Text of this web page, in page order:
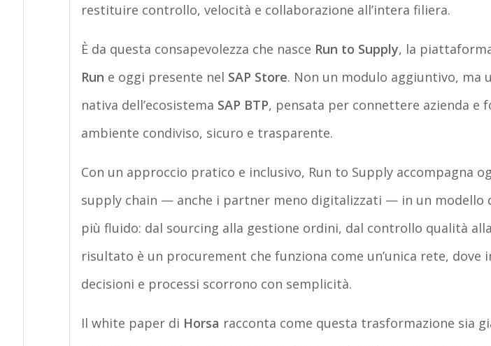
restituire controllo, velocità e collaborazione all’intera filiera.
È da questa consapevolezza che nasce Run to Supply, la
Run e oggi presente nel SAP Store. Non un modulo aggiuntivo, ma
nativa dell’ecosistema SAP BTP, pensata per connettere azienda e
ambiente condiviso, sicuro e trasparente.
Con un approccio pratico e inclusivo, Run to Supply accompagna
supply chain — anche i partner meno digitalizzati — in un modello
più fluido: dal sourcing alla gestione ordini, dal controllo qualità
risultato è un procurement che funziona come un’unica rete, dove
decisioni e processi scorrono con semplicità.
Il white paper di Horsa racconta come questa trasformazione sia